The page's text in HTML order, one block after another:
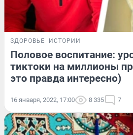
ЗДОРОВЬЕ ИСТОРИИ
Половое воспитание:
тиктоки на миллионы
это правда интересно)
16 января, 2022, 17:00 8 335 7